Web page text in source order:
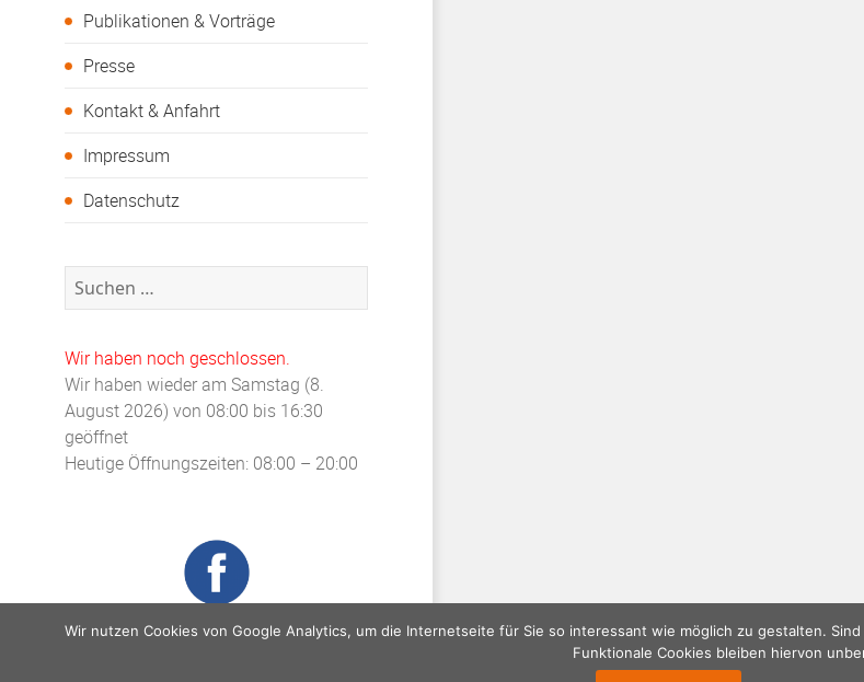
Publikationen & Vorträge
Presse
Kontakt & Anfahrt
Impressum
Datenschutz
Suchen
nach:
Wir haben noch geschlossen.
Wir haben wieder am Samstag (8.
August 2026) von 08:00 bis 16:30
geöffnet
Heutige Öffnungszeiten: 08:00 – 20:00
Wir nutzen Cookies von Google Analytics, um die Internetseite für Sie so interessant wie möglich zu gestalten.
Funktionale Cookies bleiben hiervon